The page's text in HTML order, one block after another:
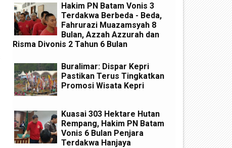
Hakim PN Batam Vonis 3
Terdakwa Berbeda - Beda,
Fahrurazi Muazamsyah 8
Bulan, Azzah Azzurah dan
Risma Divonis 2 Tahun 6 Bulan
Buralimar: Dispar Kepri
Pastikan Terus Tingkatkan
Promosi Wisata Kepri
Kuasai 303 Hektare Hutan
Rempang, Hakim PN Batam
Vonis 6 Bulan Penjara
Terdakwa Hanjaya